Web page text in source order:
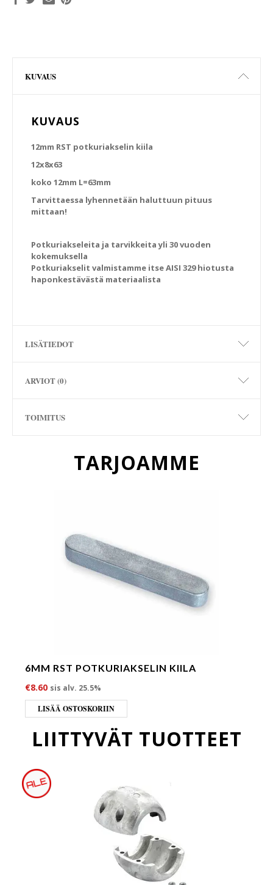
KUVAUS
KUVAUS
12mm RST potkuriakselin kiila
12x8x63
koko 12mm L=63mm
Tarvittaessa lyhennetään haluttuun pituus
mittaan!
Potkuriakseleita ja tarvikkeita yli 30 vuoden
kokemuksella
Potkuriakselit valmistamme itse AISI 329 hiotusta
haponkestävästä materiaalista
LISÄTIEDOT
ARVIOT (0)
TOIMITUS
TARJOAMME
6MM RST POTKURIAKSELIN KIILA
€8.60 sis alv. 25.5%
LISÄÄ OSTOSKORIIN
LIITTYVÄT TUOTTEET